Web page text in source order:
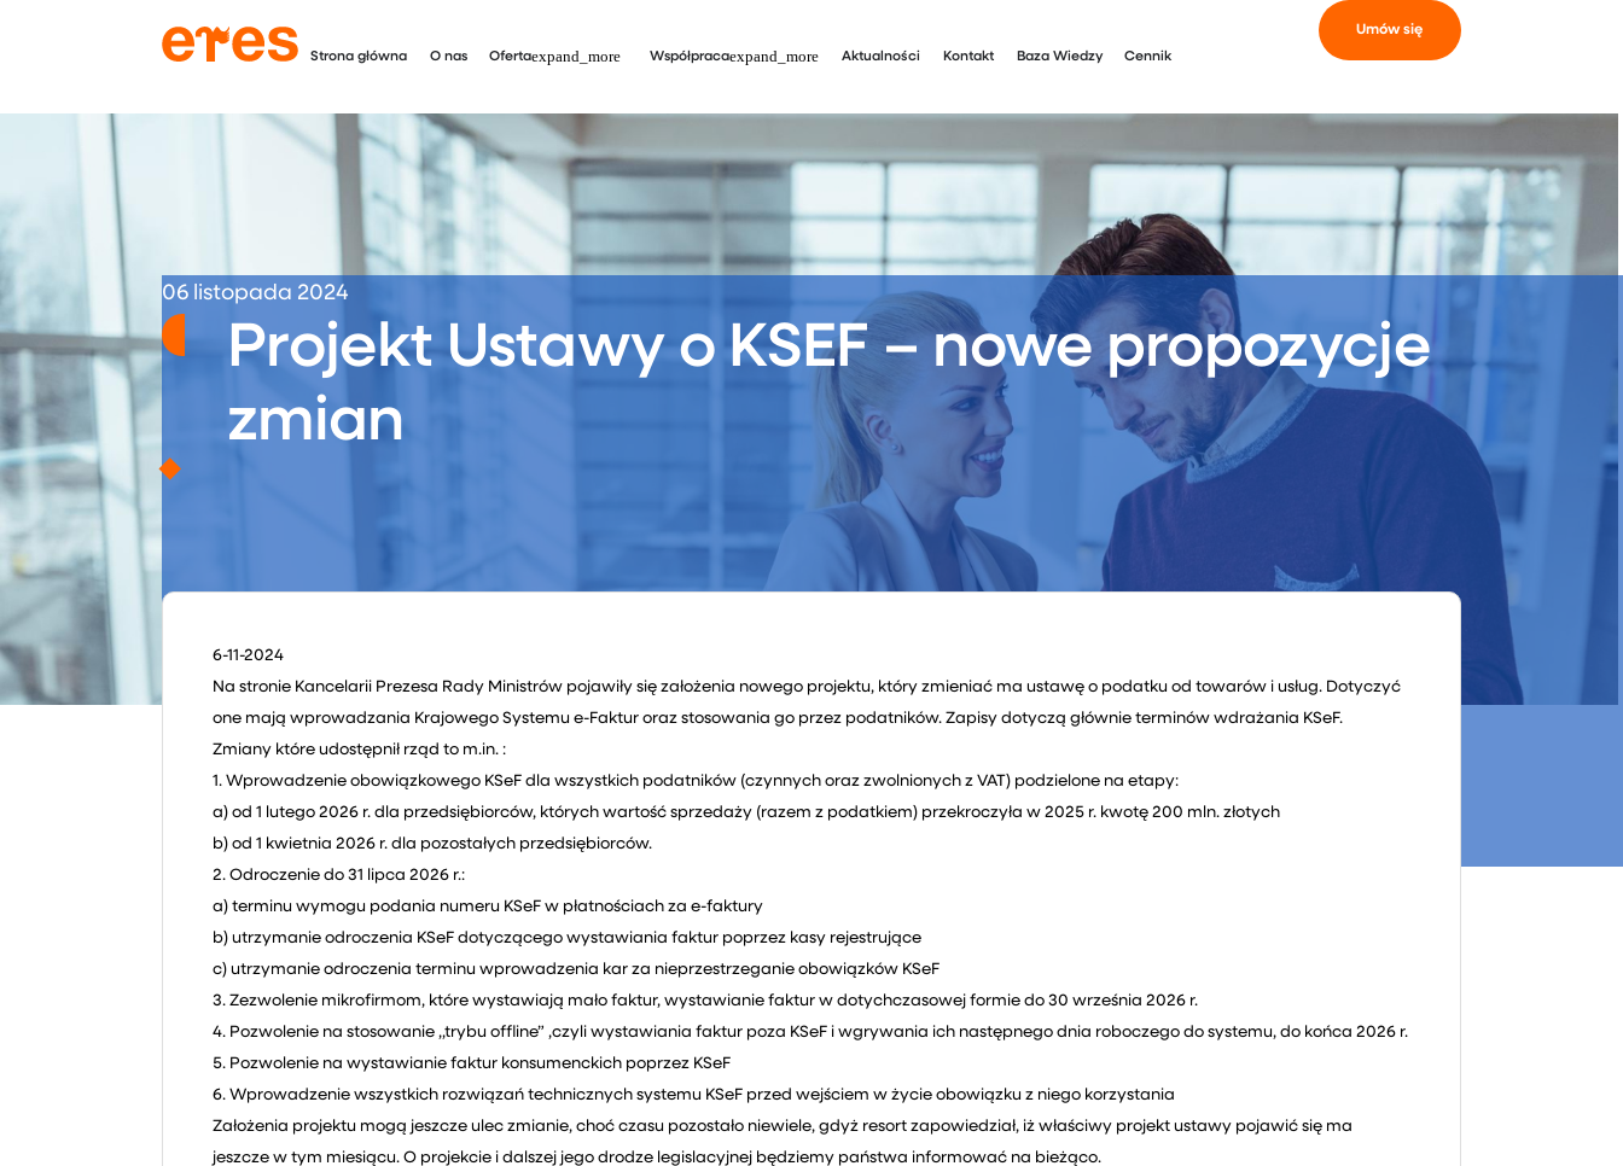
Strona główna O nas Oferta Współpraca Aktualności Kontakt Baza Wiedzy Cennik
Umów się
06 listopada 2024
Projekt Ustawy o KSEF – nowe propozycje
zmian
6-11-2024
Na stronie Kancelarii Prezesa Rady Ministrów pojawiły się założenia nowego projektu, który zmieniać ma ustawę o podatku od towarów i usług. Dotyczyć
one mają wprowadzania Krajowego Systemu e-Faktur oraz stosowania go przez podatników. Zapisy dotyczą głównie terminów wdrażania KSeF.
Zmiany które udostępnił rząd to m.in. :
1. Wprowadzenie obowiązkowego KSeF dla wszystkich podatników (czynnych oraz zwolnionych z VAT) podzielone na etapy:
a) od 1 lutego 2026 r. dla przedsiębiorców, których wartość sprzedaży (razem z podatkiem) przekroczyła w 2025 r. kwotę 200 mln. złotych
b) od 1 kwietnia 2026 r. dla pozostałych przedsiębiorców.
2. Odroczenie do 31 lipca 2026 r.:
a) terminu wymogu podania numeru KSeF w płatnościach za e-faktury
b) utrzymanie odroczenia KSeF dotyczącego wystawiania faktur poprzez kasy rejestrujące
c) utrzymanie odroczenia terminu wprowadzenia kar za nieprzestrzeganie obowiązków KSeF
3. Zezwolenie mikrofirmom, które wystawiają mało faktur, wystawianie faktur w dotychczasowej formie do 30 września 2026 r.
4. Pozwolenie na stosowanie ,,trybu offline” ,czyli wystawiania faktur poza KSeF i wgrywania ich następnego dnia roboczego do systemu, do końca 2026 r.
5. Pozwolenie na wystawianie faktur konsumenckich poprzez KSeF
6. Wprowadzenie wszystkich rozwiązań technicznych systemu KSeF przed wejściem w życie obowiązku z niego korzystania
Założenia projektu mogą jeszcze ulec zmianie, choć czasu pozostało niewiele, gdyż resort zapowiedział, iż właściwy projekt ustawy pojawić się ma
jeszcze w tym miesiącu. O projekcie i dalszej jego drodze legislacyjnej będziemy państwa informować na bieżąco.